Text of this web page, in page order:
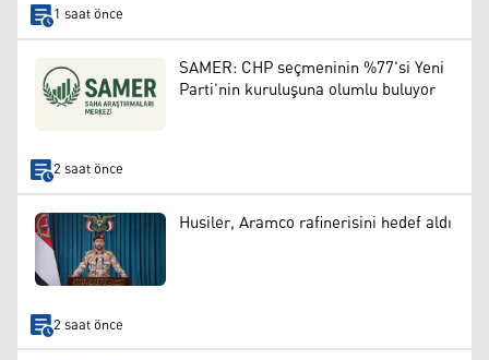
1 saat önce
SAMER: CHP seçmeninin %77'si Yeni
Parti’nin kuruluşuna olumlu buluyor
2 saat önce
Husiler, Aramco rafinerisini hedef aldı
2 saat önce